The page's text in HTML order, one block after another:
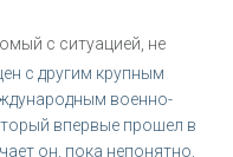
с ситуацией, не
с другим крупным
военно-
впервые прошел в
он, пока непонятно,